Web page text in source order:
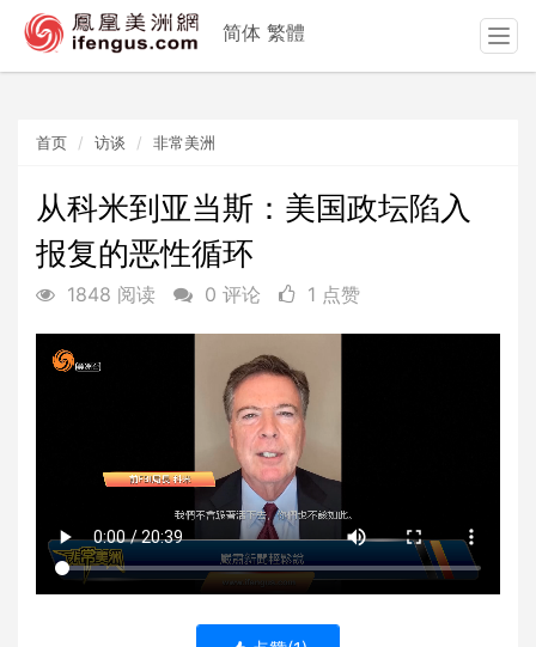
首页 访谈 非常美洲
从科米到亚当斯：美国政坛陷入
报复的恶性循环
1848 阅读 0 评论 1 点赞
简体 繁體
T
o
a